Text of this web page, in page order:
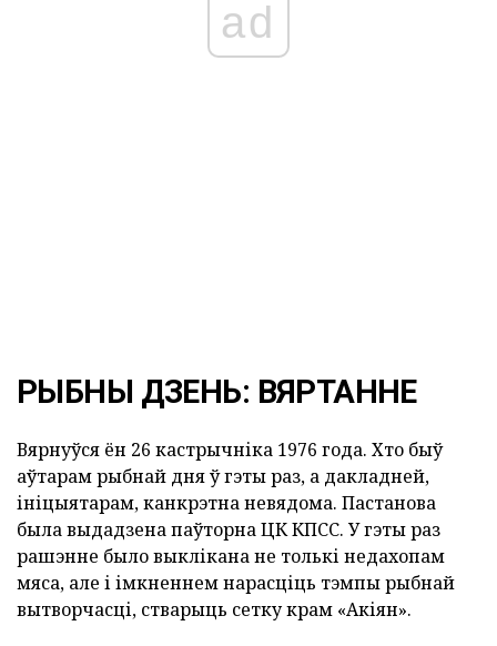
ad
РЫБНЫ ДЗЕНЬ: ВЯРТАННЕ
Вярнуўся ён 26 кастрычніка 1976 года. Хто быў
аўтарам рыбнай дня ў гэты раз, а дакладней,
ініцыятарам, канкрэтна невядома. Пастанова
была выдадзена паўторна ЦК КПСС. У гэты раз
рашэнне было выклікана не толькі недахопам
мяса, але і імкненнем нарасціць тэмпы рыбнай
вытворчасці, стварыць сетку крам «Акіян».